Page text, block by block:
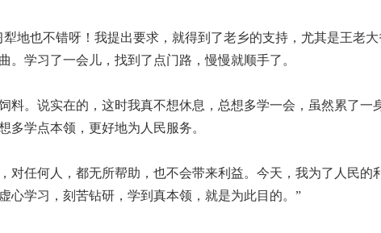
也不错呀！我提出要求，就得到了老乡的支持，尤其是王老大
学习了一会儿，找到了点门路，慢慢就顺手了。
。说实在的，这时我真不想休息，总想多学一会，虽然累了一
多学点本领，更好地为人民服务。
任何人，都无所帮助，也不会带来利益。今天，我为了人民的
心学习，刻苦钻研，学到真本领，就是为此目的。”